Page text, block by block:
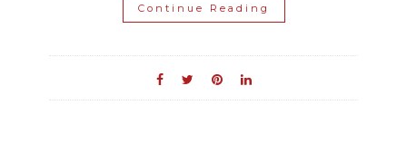
Continue Reading